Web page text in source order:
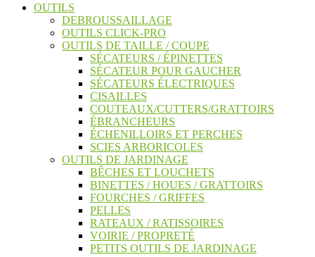
OUTILS
DEBROUSSAILLAGE
OUTILS CLICK-PRO
OUTILS DE TAILLE / COUPE
SÉCATEURS / ÉPINETTES
SÉCATEUR POUR GAUCHER
SÉCATEURS ÉLECTRIQUES
CISAILLES
COUTEAUX/CUTTERS/GRATTOIRS
ÉBRANCHEURS
ÉCHENILLOIRS ET PERCHES
SCIES ARBORICOLES
OUTILS DE JARDINAGE
BÊCHES ET LOUCHETS
BINETTES / HOUES / GRATTOIRS
FOURCHES / GRIFFES
PELLES
RATEAUX / RATISSOIRES
VOIRIE / PROPRETÉ
PETITS OUTILS DE JARDINAGE